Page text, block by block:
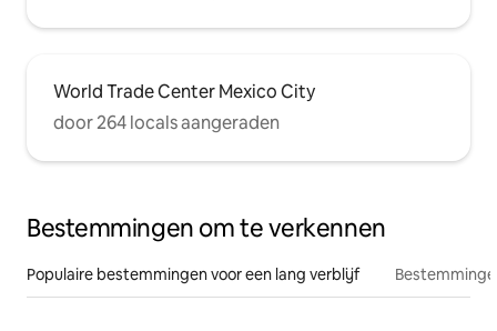
World Trade Center Mexico City
door 264 locals aangeraden
Bestemmingen om te verkennen
Populaire bestemmingen voor een lang verblijf